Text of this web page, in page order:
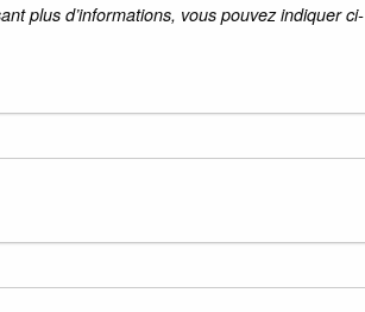
plus d’informations, vous pouvez indiquer ci-